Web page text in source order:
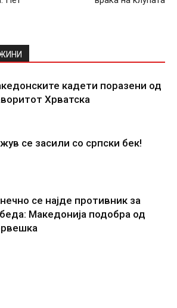
кадети поразени од
Хрватска
се засили со српски бек!
се најде противник за
Македонија подобра од